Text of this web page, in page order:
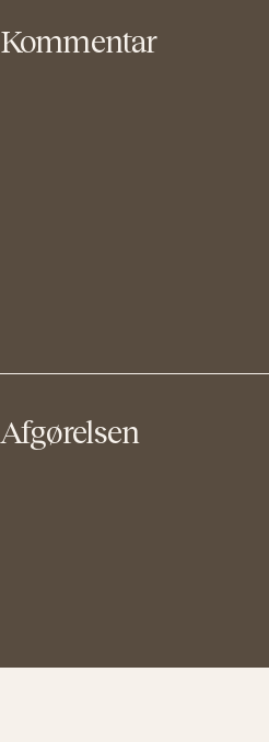
Kommentar
Afgørelsen